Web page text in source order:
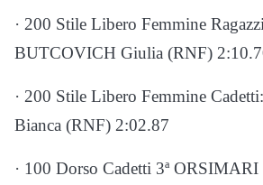
· 200 Stile Libero Femmine
BUTCOVICH Giulia (RNF)
· 200 Stile Libero Femmine
Bianca (RNF) 2:02.87
· 100 Dorso Cadetti 3ª